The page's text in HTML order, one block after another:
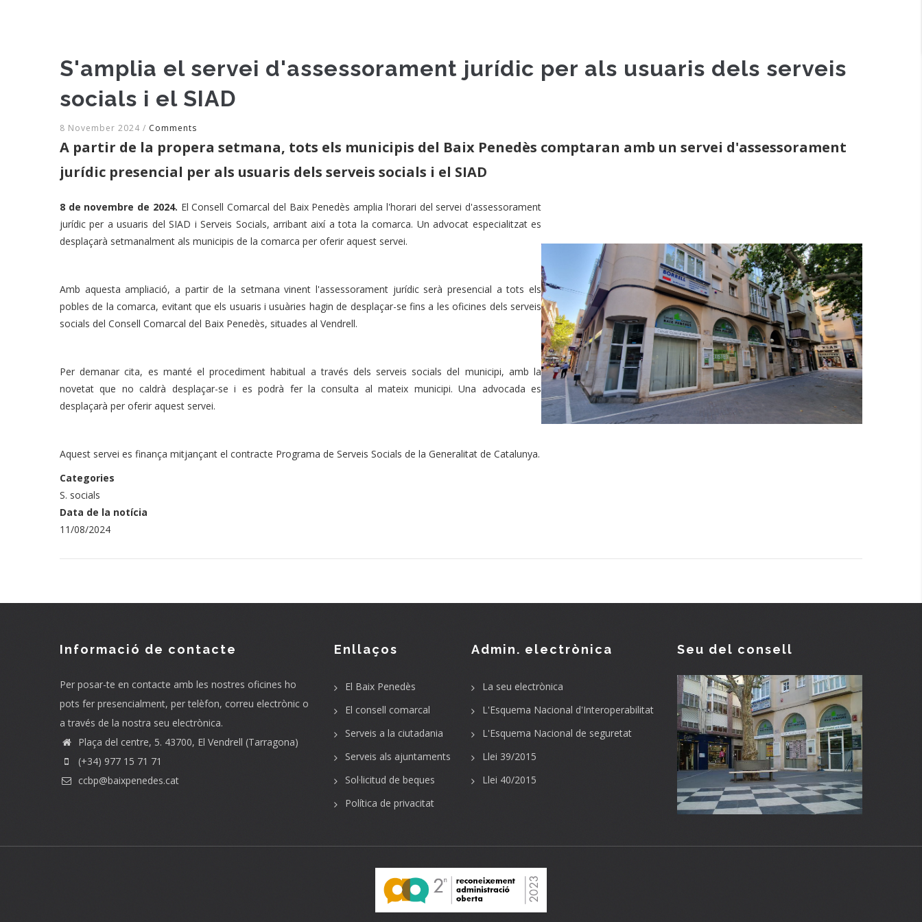
S'amplia el servei d'assessorament jurídic per als usuaris dels serveis
socials i el SIAD
8 November 2024 / Comments
A partir de la propera setmana, tots els municipis del Baix Penedès comptaran amb un servei d'assessorament
jurídic presencial per als usuaris dels serveis socials i el SIAD
8 de novembre de 2024. El Consell Comarcal del Baix Penedès amplia l'horari del servei d'assessorament
jurídic per a usuaris del SIAD i Serveis Socials, arribant així a tota la comarca. Un advocat especialitzat es
desplaçarà setmanalment als municipis de la comarca per oferir aquest servei.
Amb aquesta ampliació, a partir de la setmana vinent l'assessorament jurídic serà presencial a tots els
pobles de la comarca, evitant que els usuaris i usuàries hagin de desplaçar-se fins a les oficines dels serveis
socials del Consell Comarcal del Baix Penedès, situades al Vendrell.
Per demanar cita, es manté el procediment habitual a través dels serveis socials del municipi, amb la
novetat que no caldrà desplaçar-se i es podrà fer la consulta al mateix municipi. Una advocada es
desplaçarà per oferir aquest servei.
Aquest servei es finança mitjançant el contracte Programa de Serveis Socials de la Generalitat de Catalunya.
Categories
S. socials
Data de la notícia
11/08/2024
Informació de contacte
Per posar-te en contacte amb les nostres oficines ho
pots fer presencialment, per telèfon, correu electrònic o
a través de la nostra seu electrònica.
Plaça del centre, 5. 43700, El Vendrell (Tarragona)
(+34) 977 15 71 71
ccbp@baixpenedes.cat
Enllaços
El Baix Penedès
El consell comarcal
Serveis a la ciutadania
Serveis als ajuntaments
Sol·licitud de beques
Política de privacitat
Admin. electrònica
La seu electrònica
L'Esquema Nacional d'Interoperabilitat
L'Esquema Nacional de seguretat
Llei 39/2015
Llei 40/2015
Seu del consell